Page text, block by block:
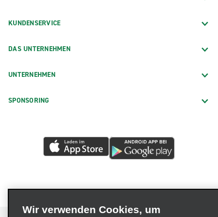
KUNDENSERVICE
DAS UNTERNEHMEN
UNTERNEHMEN
SPONSORING
Wir verwenden Cookies, um